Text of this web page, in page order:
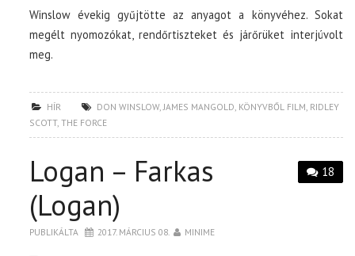
Winslow évekig gyűjtötte az anyagot a könyvéhez. Sokat
megélt nyomozókat, rendőrtiszteket és járőrüket interjúvolt
meg.
HÍR DON WINSLOW,JAMES MANGOLD, KÖNYVBŐL FILM, RIDLEY
SCOTT,THE FORCE
18
Logan – Farkas
(Logan)
PUBLIKÁLTA 2017. MÁRCIUS 08. MINIME